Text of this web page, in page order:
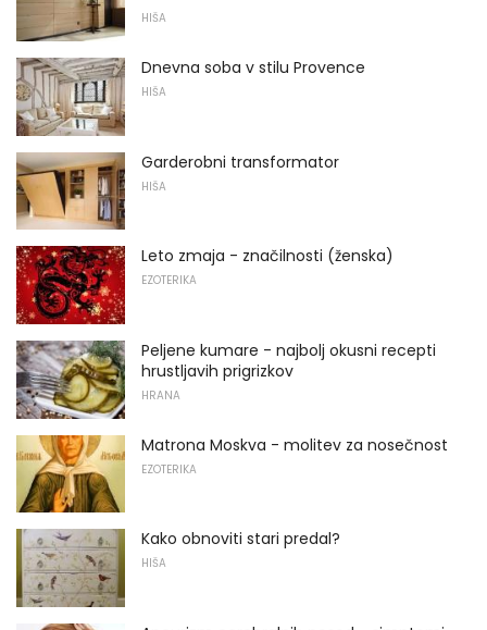
HIŠA
Dnevna soba v stilu Provence
HIŠA
Garderobni transformator
HIŠA
Leto zmaja - značilnosti (ženska)
EZOTERIKA
Peljene kumare - najbolj okusni recepti
hrustljavih prigrizkov
HRANA
Matrona Moskva - molitev za nosečnost
EZOTERIKA
Kako obnoviti stari predal?
HIŠA